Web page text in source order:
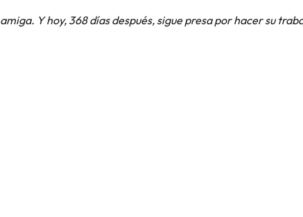
Y hoy, 368 días después, sigue presa por hacer su